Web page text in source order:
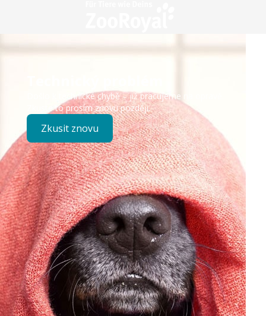
Došlo k technické chybě – již pracujeme na opravě.
Zkuste to prosím znovu později.
Zkusit znovu